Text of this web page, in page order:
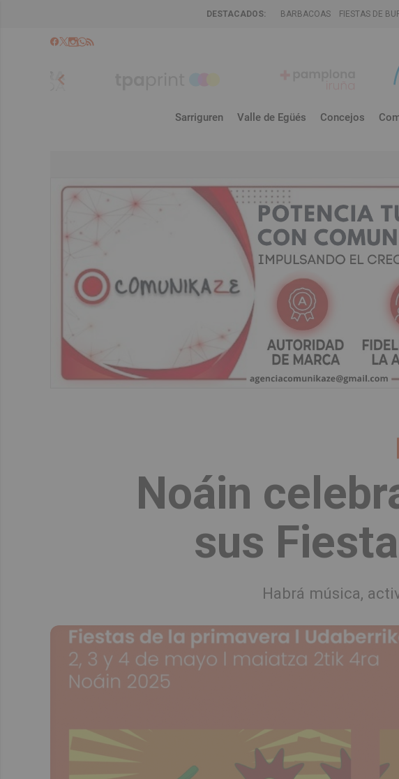
DESTACADOS: BARBACOAS FIESTAS DE
chevron_left
Sarriguren Valle de Egüés Concejos
Noáin
sus
Habrá música,